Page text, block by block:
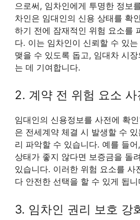
으로써, 임차인에게 투명한 정보
차인은 임대인의 신용 상태를 확
하기 전에 잠재적인 위험 요소를
다. 이는 임차인이 신뢰할 수 있
맺을 수 있도록 돕고, 임대차 시
는 데 기여합니다.
2. 계약 전 위험 요소
임대인의 신용정보를 사전에 확
은 전세계약 체결 시 발생할 수
리 파악할 수 있습니다. 예를 들
상태가 좋지 않다면 보증금을 돌
있습니다. 이러한 위험 요소를 사
다 안전한 선택을 할 수 있게 됩니
3. 임차인 권리 보호 강